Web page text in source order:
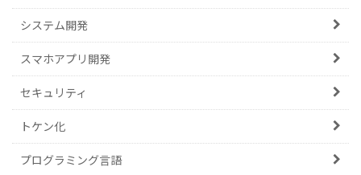
システム開発
スマホアプリ開発
セキュリティ
トケン化
プログラミング言語